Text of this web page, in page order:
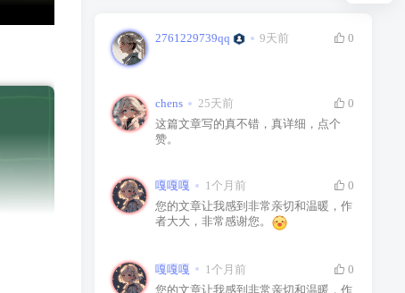
2761229739qq 9天前 0
chens 25天前
0
这篇文章写的真不错，真详细，点个
赞。
嘎嘎嘎 1个月前
0
您的文章让我感到非常亲切和温暖，作
者大大，非常感谢您。
嘎嘎嘎 1个月前
0
您的文章让我感到非常亲切和温暖，作